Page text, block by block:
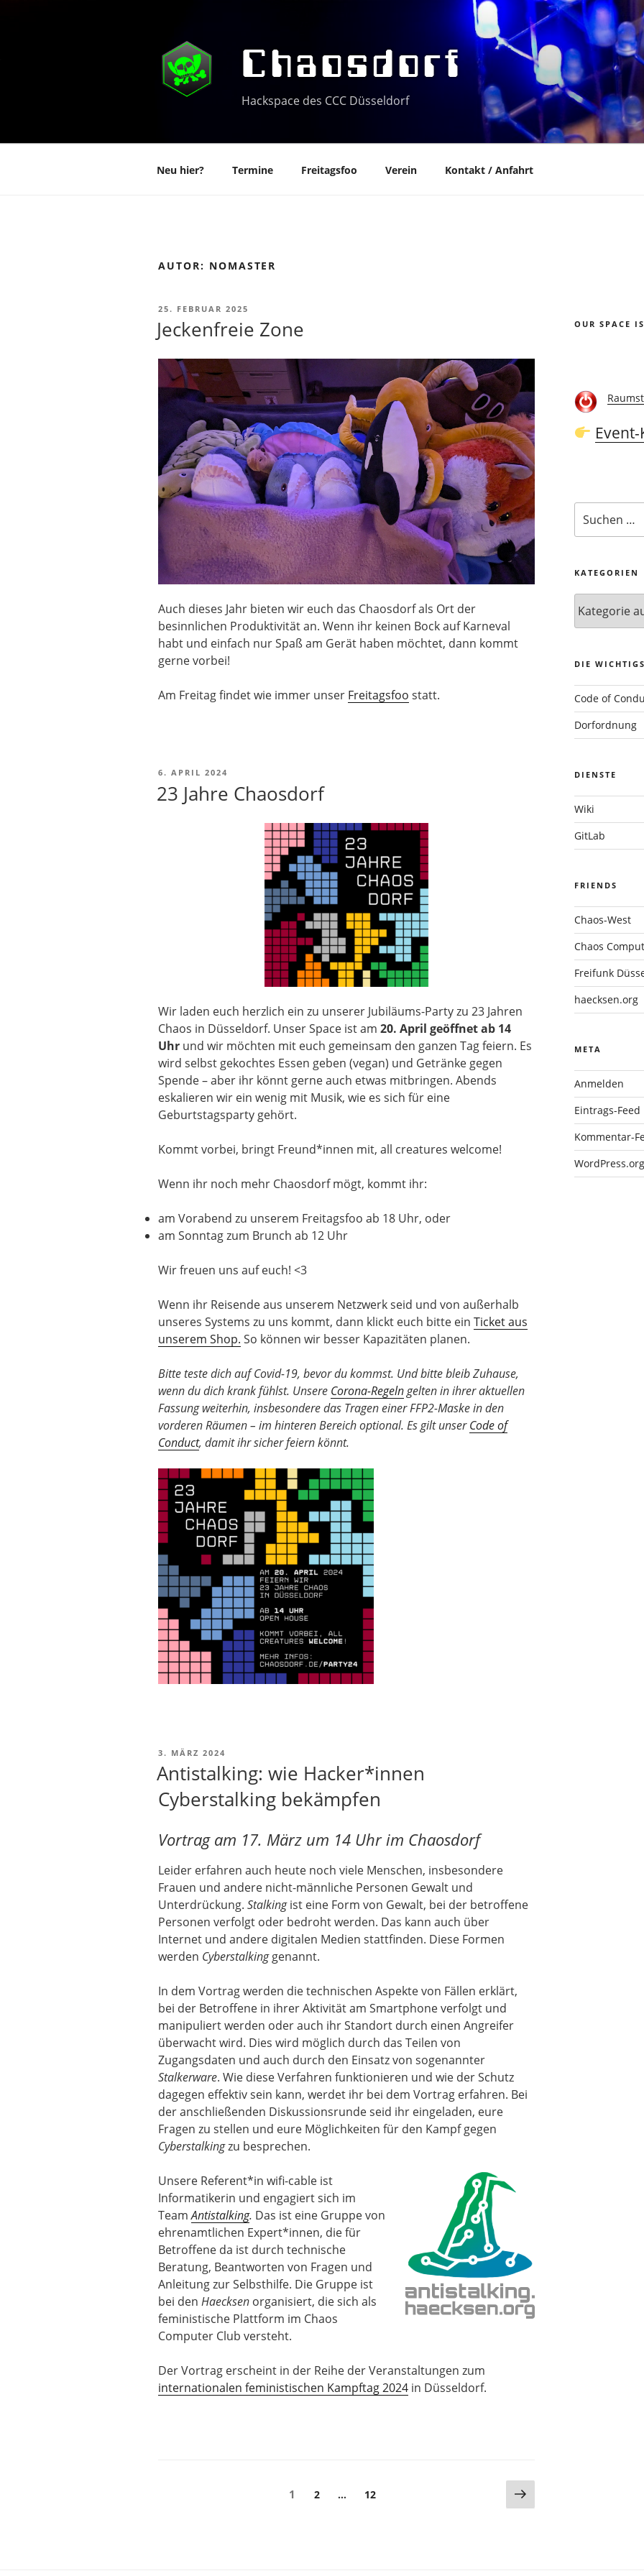
Chaosdorf
Hackspace des CCC Düsseldorf
Neu hier? Termine Freitagsfoo Verein Kontakt / Anfahrt
AUTOR: NOMASTER
VERÖFFENTLICHT
25. FEBRUAR 2025
Jeckenfreie Zone
Auch dieses Jahr bieten wir euch das Chaosdorf als Ort der
besinnlichen Produktivität an. Wenn ihr keinen Bock auf Karneval
habt und einfach nur Spaß am Gerät haben möchtet, dann kommt
gerne vorbei!
Am Freitag findet wie immer unser Freitagsfoo statt.
VERÖFFENTLICHT
6. APRIL 2024
23 Jahre Chaosdorf
Wir laden euch herzlich ein zu unserer Jubiläums-Party zu 23 Jahren
Chaos in Düsseldorf. Unser Space ist am 20. April geöffnet ab 14
Uhr und wir möchten mit euch gemeinsam den ganzen Tag feiern. Es
wird selbst gekochtes Essen geben (vegan) und Getränke gegen
Spende – aber ihr könnt gerne auch etwas mitbringen. Abends
eskalieren wir ein wenig mit Musik, wie es sich für eine
Geburtstagsparty gehört.
Kommt vorbei, bringt Freund*innen mit, all creatures welcome!
Wenn ihr noch mehr Chaosdorf mögt, kommt ihr:
am Vorabend zu unserem Freitagsfoo ab 18 Uhr, oder
am Sonntag zum Brunch ab 12 Uhr
Wir freuen uns auf euch! <3
Wenn ihr Reisende aus unserem Netzwerk seid und von außerhalb
unseres Systems zu uns kommt, dann klickt euch bitte ein Ticket aus
unserem Shop. So können wir besser Kapazitäten planen.
Bitte teste dich auf Covid-19, bevor du kommst. Und bitte bleib Zuhause,
wenn du dich krank fühlst. Unsere Corona-Regelngelten in ihrer aktuellen
Fassung weiterhin, insbesondere das Tragen einer FFP2-Maske in den
vorderen Räumen – im hinteren Bereich optional. Es gilt unserCode of
Conduct, damit ihr sicher feiern könnt.
VERÖFFENTLICHT
3. MÄRZ 2024
Antistalking: wie Hacker*innen
Cyberstalking bekämpfen
Vortrag am 17. März um 14 Uhr im Chaosdorf
Leider erfahren auch heute noch viele Menschen, insbesondere
Frauen und andere nicht-männliche Personen Gewalt und
Unterdrückung. Stalkingist eine Form von Gewalt, bei der betroffene
Personen verfolgt oder bedroht werden. Das kann auch über
Internet und andere digitalen Medien stattfinden. Diese Formen
werden Cyberstalkinggenannt.
In dem Vortrag werden die technischen Aspekte von Fällen erklärt,
bei der Betroffene in ihrer Aktivität am Smartphone verfolgt und
manipuliert werden oder auch ihr Standort durch einen Angreifer
überwacht wird. Dies wird möglich durch das Teilen von
Zugangsdaten und auch durch den Einsatz von sogenannter
Stalkerware. Wie diese Verfahren funktionieren und wie der Schutz
dagegen effektiv sein kann, werdet ihr bei dem Vortrag erfahren. Bei
der anschließenden Diskussionsrunde seid ihr eingeladen, eure
Fragen zu stellen und eure Möglichkeiten für den Kampf gegen
Cyberstalkingzu besprechen.
Unsere Referent*in wifi-cable ist
Informatikerin und engagiert sich im
TeamAntistalking. Das ist eine Gruppe von
ehrenamtlichen Expert*innen, die für
Betroffene da ist durch technische
Beratung, Beantworten von Fragen und
Anleitung zur Selbsthilfe. Die Gruppe ist
bei den Haecksen organisiert, die sich als
feministische Plattform im Chaos
Computer Club versteht.
Der Vortrag erscheint in der Reihe der Veranstaltungen zum
internationalen feministischen Kampftag 2024 in Düsseldorf.
Seitennummerierung
Seite
1 Seite
2 … Seite
12 Nächste
Seite
OUR SPACE
nach:
KATEGORIEN
DIE
Code of
Dorfordnung
DIENSTE
Wiki
GitLab
FRIENDS
Chaos-West
Chaos
Freifunk
haecksen.org
META
Anmelden
Eintrags-Feed
Kommentar-
WordPress.org